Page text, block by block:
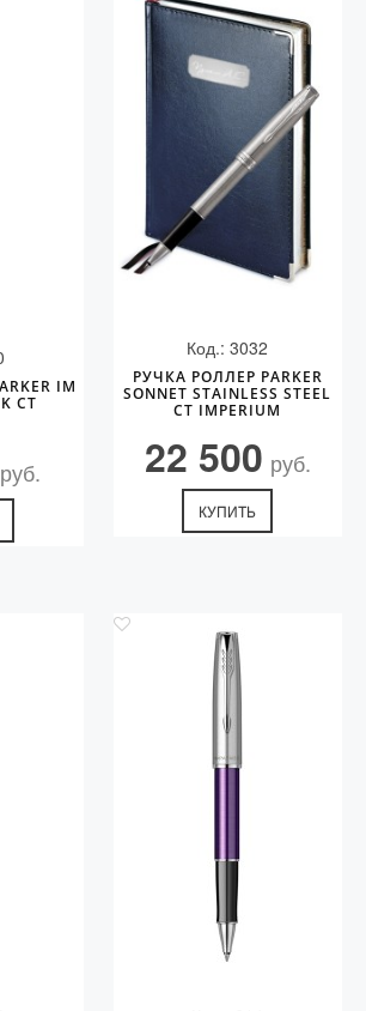
IM
CT
руб.
Код.: 3032
РУЧКА РОЛЛЕР PARKER
SONNET STAINLESS STEEL
CT IMPERIUM
22 500 руб.
КУПИТЬ